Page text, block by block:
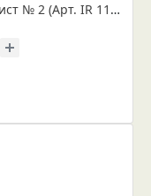
SUZUKI SAMURAI рессора задняя лист № 2 (Арт. IR 11-08-02)